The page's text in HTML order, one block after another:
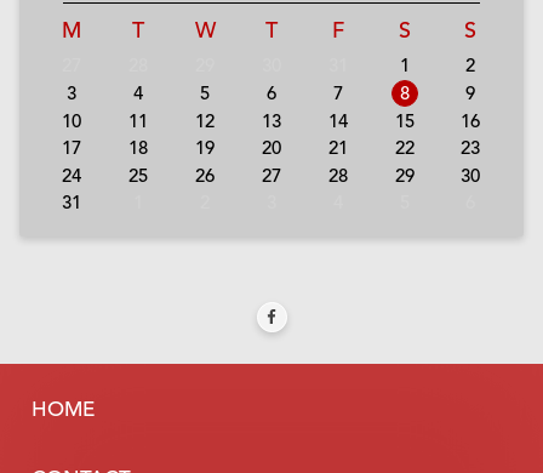
M T W T F S S
1
2
3
4 5 6 7 8
9
10
11 12 13 14 15
16
17
18 19 20 21 22
23
24
25 26 27 28 29
30
31
HOME